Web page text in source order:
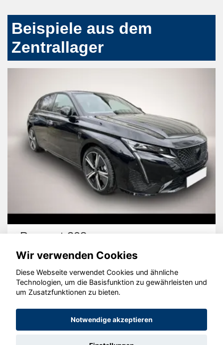
Beispiele aus dem
Zentrallager
Peugeot 308
© konjunkturmotor.de GmbH 2020 - 2026
Wir verwenden Cookies
Diese Webseite verwendet Cookies und ähnliche
Technologien, um die Basisfunktion zu gewährleisten und
um Zusatzfunktionen zu bieten.
Notwendige akzeptieren